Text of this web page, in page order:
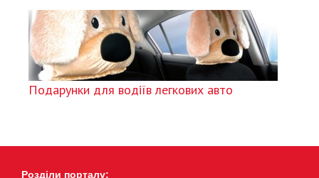
Подарунки для водіїв легкових авто
Розділи порталу: